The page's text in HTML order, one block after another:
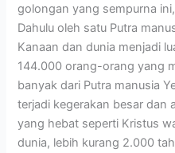
golongan yang sempurna
Dahulu oleh satu Putra
Kanaan dan dunia menjadi
144.000 orang-orang yang
banyak dari Putra manusia
terjadi kegerakan besar dan
yang hebat seperti Kristus
dunia, lebih kurang 2.000